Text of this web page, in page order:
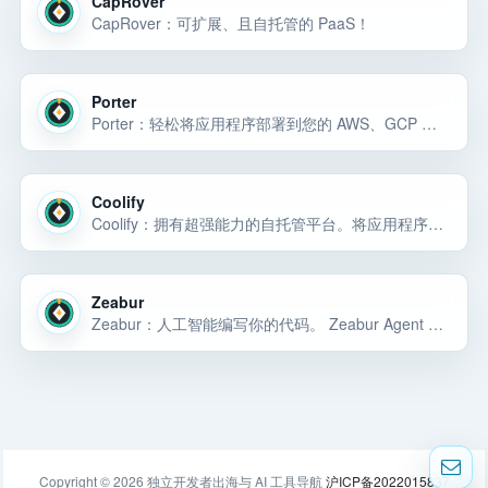
CapRover：可扩展、且自托管的 PaaS！
Porter
Porter：轻松将应用程序部署到您的 AWS、GCP 或 Azure 帐户。符合 SOC 2 和 HIPAA 标准的基础设施，具有自动扩展功能。从 git 到 prod 只需 60 秒。
Coolify
Coolify：拥有超强能力的自托管平台。将应用程序、数据库和 280 多个服务部署到您的服务器。 Heroku 的开源替代品。
Zeabur
Zeabur：人工智能编写你的代码。 Zeabur Agent 运行您的基础设施。
Copyright © 2026 独立开发者出海与 AI 工具导航 沪ICP备2022015837